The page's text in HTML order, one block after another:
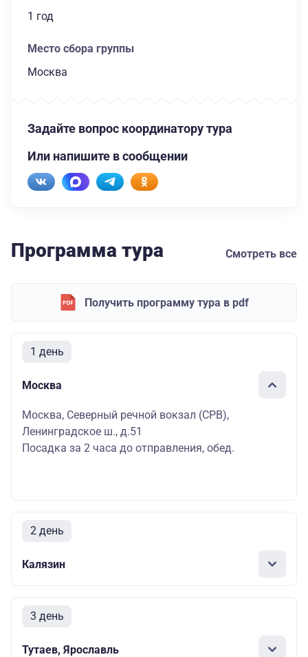
1 год
Место сбора группы
Москва
Задайте вопрос координатору тура
Или напишите в сообщении
Программа тура Смотреть все
Получить программу тура в pdf
1 день
Москва
Москва, Северный речной вокзал (СРВ),
Ленинградское ш., д.51
Посадка за 2 часа до отправления, обед.
2 день
Калязин
3 день
Тутаев, Ярославль